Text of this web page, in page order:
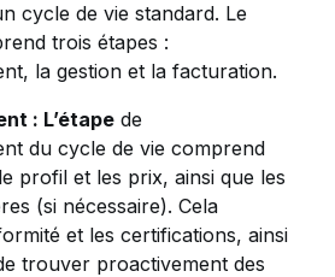
cycle de vie standard. Le
trois étapes :
la gestion et la facturation.
: L’étape de
du cycle de vie comprend
profil et les prix, ainsi que les
(si nécessaire). Cela
et les certifications, ainsi
trouver proactivement des